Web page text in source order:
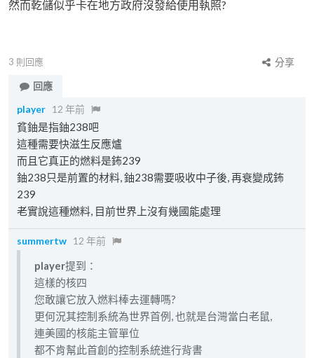
然而乾儲似乎卡在地方政府沒發給使用執照?
3 則回應
分享
回應
player 12 年前
貧鈾是指鈾238吧
這種需要快滋生反應爐
而且它真正的燃料是鈽239
鈾238只是前置的材料, 鈾238需要吸收中子後, 再衰變成鈽
239
老實說這種燃料, 目前世界上沒有幾國能處理
summertw 12 年前
player提到：
這樣的核四
您敢讓它放入燃料棒去運轉嗎?
更何況其控制系統為世界首例, 也就是台灣當白老鼠,
連美國的核能主管單位
都不肯幫此首創的控制系統進行背書